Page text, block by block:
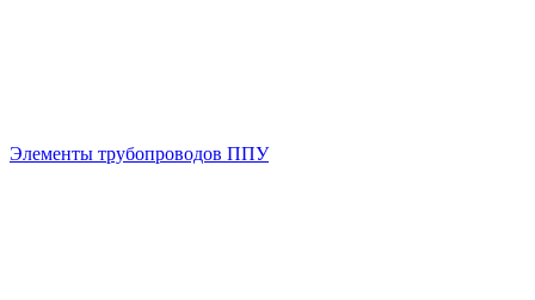
Элементы трубопроводов ППУ